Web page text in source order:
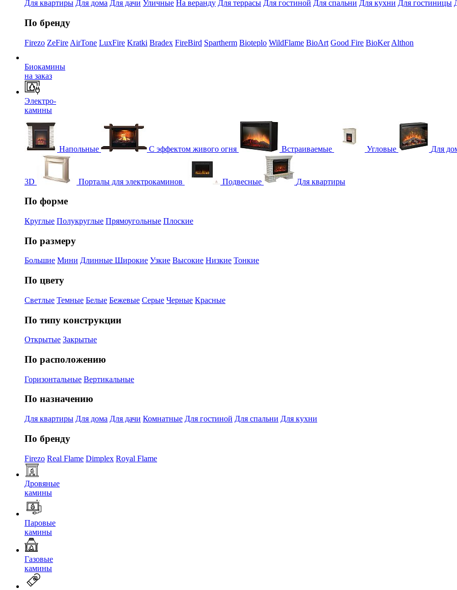
Для квартиры Для дома Для дачи Уличные На веранду Для террасы Для гостиной Для спальни Для кухни Для гостиницы
По бренду
Firezo ZeFire AirTone LuxFire Kratki Bradex FireBird Spartherm Bioteplo WildFlame BioArt Good Fire BioKer Althon
Биокамины
на заказ
Электро-
камины
Напольные С эффектом живого огня Встраиваемые Угловые Для
3D Порталы для электрокаминов Подвесные Для квартиры
По форме
Круглые Полукруглые Прямоугольные Плоские
По размеру
Большие Мини Длинные Широкие Узкие Высокие Низкие Тонкие
По цвету
Светлые Темные Белые Бежевые Серые Черные Красные
По типу конструкции
Открытые Закрытые
По расположению
Горизонтальные Вертикальные
По назначению
Для квартиры Для дома Для дачи Комнатные Для гостиной Для спальни Для кухни
По бренду
Firezo Real Flame Dimplex Royal Flame
Дровяные
камины
Паровые
камины
Газовые
камины